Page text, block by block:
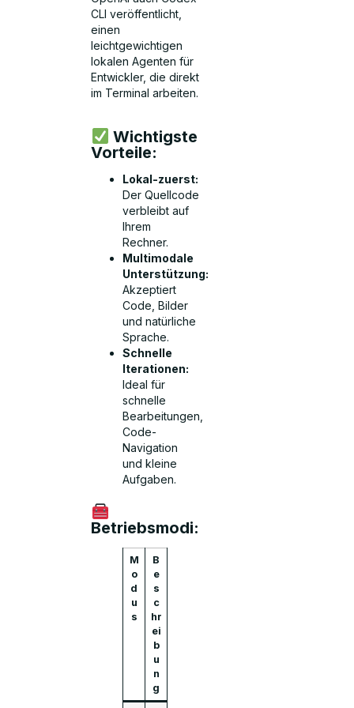
CLI veröffentlicht,
einen
leichtgewichtigen
lokalen Agenten für
Entwickler, die direkt
im Terminal arbeiten.
Wichtigste
Vorteile:
Lokal-zuerst:
Der Quellcode
verbleibt auf
Ihrem
Rechner.
Multimodale
Unterstützung:
Akzeptiert
Code, Bilder
und natürliche
Sprache.
Schnelle
Iterationen:
Ideal für
schnelle
Bearbeitungen,
Code-
Navigation
und kleine
Aufgaben.
Betriebsmodi:
M
o
d
u
s
B
e
s
c
hr
ei
b
u
n
g